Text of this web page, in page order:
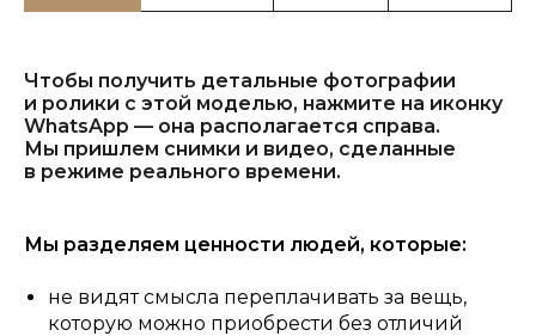
Чтобы получить детальные фотографии
и ролики с этой моделью, нажмите на иконку
WhatsApp — она располагается справа.
Мы пришлем снимки и видео, сделанные
в режиме реального времени.
Мы разделяем ценности людей, которые:
не видят смысла переплачивать за вещь,
которую можно приобрести без отличий